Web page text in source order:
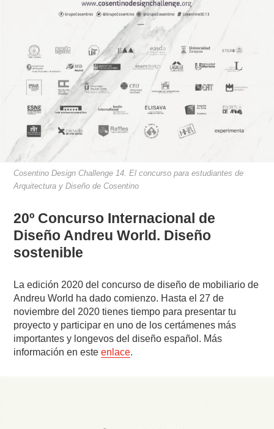
Cosentino Design Challenge 14. El concurso para estudiantes de
Arquitectura y Diseño de Cosentino
20º Concurso Internacional de
Diseño Andreu World. Diseño
sostenible
La edición 2020 del concurso de diseño de mobiliario de
Andreu World ha dado comienzo. Hasta el 27 de
noviembre del 2020 tienes tiempo para presentar tu
proyecto y participar en uno de los certámenes más
importantes y longevos del diseño español. Más
información en esteenlace.